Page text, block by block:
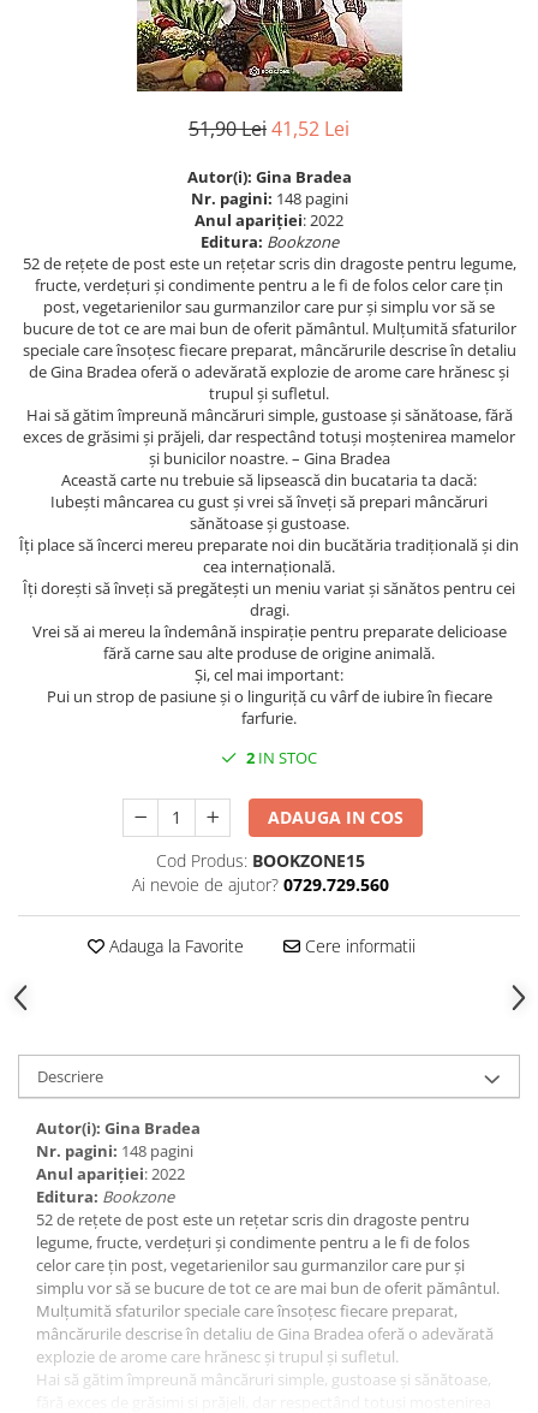
Manuale scolare/Cursuri
Proză
Psihologie
Sociologie
Spiritualitate/Ezoterism
Sport
Stiinte/Educatie
51,90 Lei41,52 Lei
Autor(i): Gina Bradea
Nr. pagini: 148 pagini
Anul apariţiei: 2022
Editura: Bookzone
52 de rețete de post este un rețetar scris din dragoste pentru legume,
fructe, verdețuri și condimente pentru a le fi de folos celor care țin
post, vegetarienilor sau gurmanzilor care pur și simplu vor să se
bucure de tot ce are mai bun de oferit pământul. Mulțumită sfaturilor
speciale care însoțesc fiecare preparat, mâncărurile descrise în detaliu
de Gina Bradea oferă o adevărată explozie de arome care hrănesc și
trupul și sufletul.
Hai să gătim împreună mâncăruri simple, gustoase și sănătoase, fără
exces de grăsimi și prăjeli, dar respectând totuși moștenirea mamelor
și bunicilor noastre. – Gina Bradea
Această carte nu trebuie să lipsească din bucataria ta dacă:
Iubești mâncarea cu gust și vrei să înveți să prepari mâncăruri
sănătoase și gustoase.
Îți place să încerci mereu preparate noi din bucătăria tradițională și din
cea internațională.
Îți dorești să înveți să pregătești un meniu variat și sănătos pentru cei
dragi.
Vrei să ai mereu la îndemână inspirație pentru preparate delicioase
fără carne sau alte produse de origine animală.
Și, cel mai important:
Pui un strop de pasiune și o linguriță cu vârf de iubire în fiecare
farfurie.
2 IN STOC
ADAUGA IN COS
Cod Produs: BOOKZONE15
Ai nevoie de ajutor? 0729.729.560
Adauga la Favorite Cere informatii
Descriere
Autor(i): Gina Bradea
Nr. pagini: 148 pagini
Anul apariţiei: 2022
Editura: Bookzone
52 de rețete de post este un rețetar scris din dragoste pentru
legume, fructe, verdețuri și condimente pentru a le fi de folos
celor care țin post, vegetarienilor sau gurmanzilor care pur și
simplu vor să se bucure de tot ce are mai bun de oferit pământul.
Mulțumită sfaturilor speciale care însoțesc fiecare preparat,
mâncărurile descrise în detaliu de Gina Bradea oferă o adevărată
explozie de arome care hrănesc și trupul și sufletul.
Hai să gătim împreună mâncăruri simple, gustoase și sănătoase,